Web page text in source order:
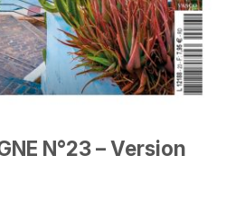
N°23 – Version